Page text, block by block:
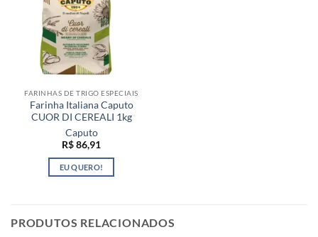
opções
podem
ser
escolhidas
na
do
produto
FARINHAS DE TRIGO ESPECIAIS
Farinha Italiana Caputo
CUOR DI CEREALI 1kg
Caputo
R$86,91
EU QUERO!
PRODUTOS RELACIONADOS